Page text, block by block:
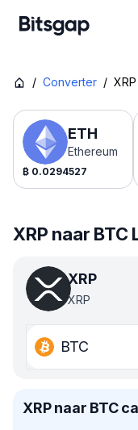
/ Converter / XRP
ETH
Ethereum
₿ 0.0294527
XRP naar
XRP
XRP
BTC
XRP naar BTC